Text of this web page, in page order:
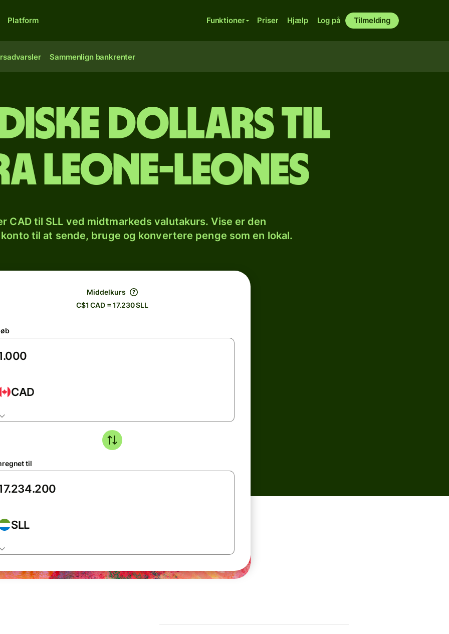
Platform Funktioner Priser Hjælp Log på Tilmelding
Sammenlign bankrenter
dollars til
leone-leones
CAD til SLL ved midtmarkeds valutakurs. Vise er den
til at sende, bruge og konvertere penge som en lokal.
Middelkurs
C$1 CAD = 17.230 SLL
CAD
til
SLL